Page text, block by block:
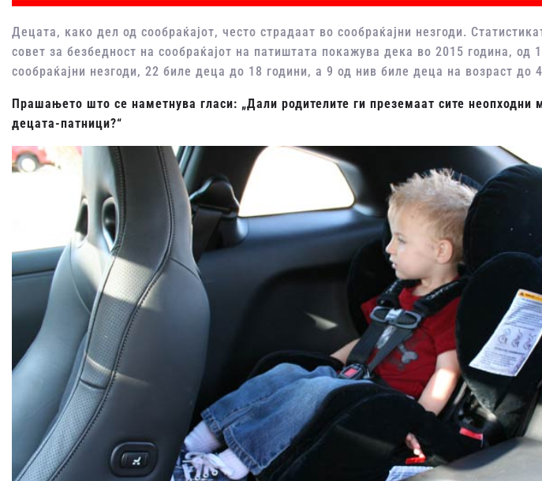
Децата, како дел од сообраќајот, често страдаат во сообраќајни незгоди.
совет за безбедност на сообраќајот на патиштата покажува дека во 2015 година, од
сообраќајни незгоди, 22 биле деца до 18 години, а 9 од нив биле деца на возраст до
Прашањето што се наметнува гласи: „Дали родителите ги преземаат сите неопходни
децата-патници?“